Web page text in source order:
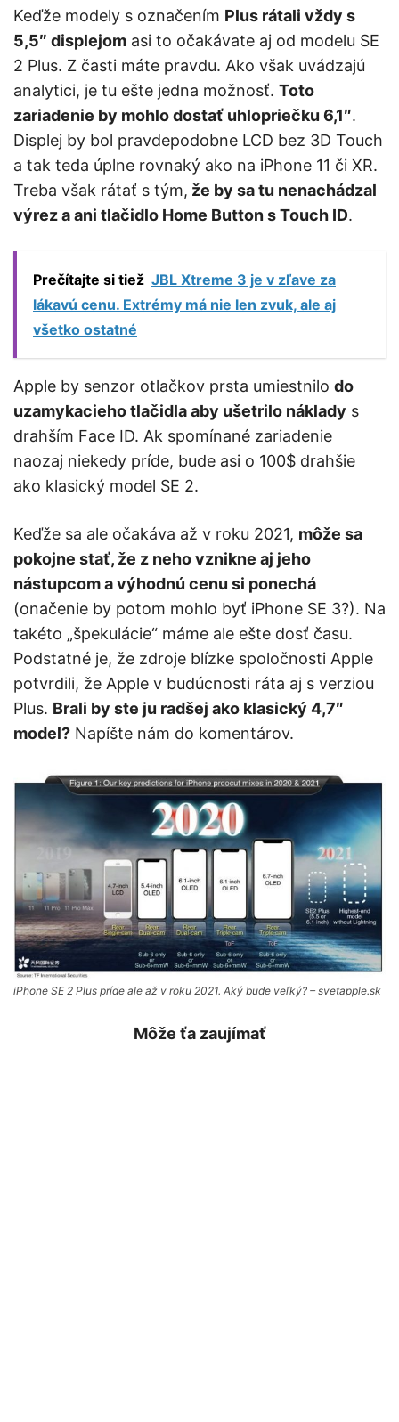
Keďže modely s označením Plus rátali vždy s
5,5″ displejom asi to očakávate aj od modelu SE
2 Plus. Z časti máte pravdu. Ako však uvádzajú
analytici, je tu ešte jedna možnosť. Toto
zariadenie by mohlo dostať uhlopriečku 6,1″.
Displej by bol pravdepodobne LCD bez 3D Touch
a tak teda úplne rovnaký ako na iPhone 11 či XR.
Treba však rátať s tým, že by sa tu nenachádzal
výrez a ani tlačidlo Home Button s Touch ID.
Prečítajte si tiež JBL Xtreme 3 je v zľave za
lákavú cenu. Extrémy má nie len zvuk, ale aj
všetko ostatné
Apple by senzor otlačkov prsta umiestnilo do
uzamykacieho tlačidla aby ušetrilo náklady s
drahším Face ID. Ak spomínané zariadenie
naozaj niekedy príde, bude asi o 100$ drahšie
ako klasický model SE 2.
Keďže sa ale očakáva až v roku 2021, môže sa
pokojne stať, že z neho vznikne aj jeho
nástupcom a výhodnú cenu si ponechá
(onačenie by potom mohlo byť iPhone SE 3?). Na
takéto „špekulácie“ máme ale ešte dosť času.
Podstatné je, že zdroje blízke spoločnosti Apple
potvrdili, že Apple v budúcnosti ráta aj s verziou
Plus. Brali by ste ju radšej ako klasický 4,7″
model? Napíšte nám do komentárov.
iPhone SE 2 Plus príde ale až v roku 2021. Aký bude veľký? – svetapple.sk
Môže ťa zaujímať